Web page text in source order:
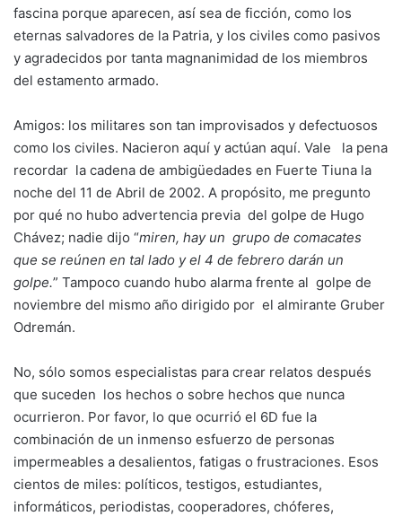
fascina porque aparecen, así sea de ficción, como los
eternas salvadores de la Patria, y los civiles como pasivos
y agradecidos por tanta magnanimidad de los miembros
del estamento armado.
Amigos: los militares son tan improvisados y defectuosos
como los civiles. Nacieron aquí y actúan aquí. Vale la pena
recordar la cadena de ambigüedades en Fuerte Tiuna la
noche del 11 de Abril de 2002. A propósito, me pregunto
por qué no hubo advertencia previa del golpe de Hugo
Chávez; nadie dijo “miren, hay un grupo de comacates
que se reúnen en tal lado y el 4 de febrero darán un
golpe.” Tampoco cuando hubo alarma frente al golpe de
noviembre del mismo año dirigido por el almirante Gruber
Odremán.
No, sólo somos especialistas para crear relatos después
que suceden los hechos o sobre hechos que nunca
ocurrieron. Por favor, lo que ocurrió el 6D fue la
combinación de un inmenso esfuerzo de personas
impermeables a desalientos, fatigas o frustraciones. Esos
cientos de miles: políticos, testigos, estudiantes,
informáticos, periodistas, cooperadores, chóferes,